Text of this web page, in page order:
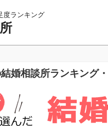
度ランキング
結婚相談所ランキング